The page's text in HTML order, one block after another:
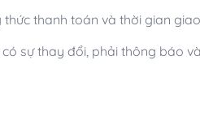
thanh toán và thời gian
sự thay đổi, phải thông báo